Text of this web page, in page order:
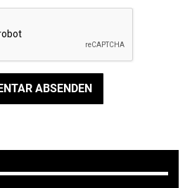
ABSENDEN